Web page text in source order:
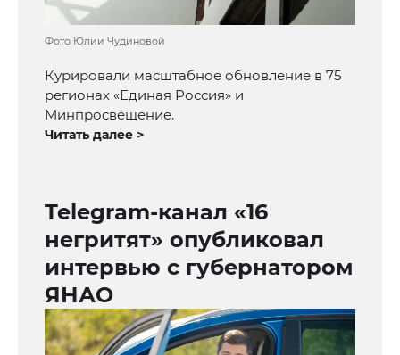
Фото Юлии Чудиновой
Курировали масштабное обновление в 75
регионах «Единая Россия» и
Минпросвещение.
Читать далее >
Telegram-канал «16
негритят» опубликовал
интервью с губернатором
ЯНАО